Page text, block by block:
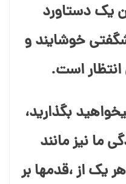
یک دستاورد
خوشایند و
است.
بگذارید،
ما نیز مانند
یک از ،قدمها بر